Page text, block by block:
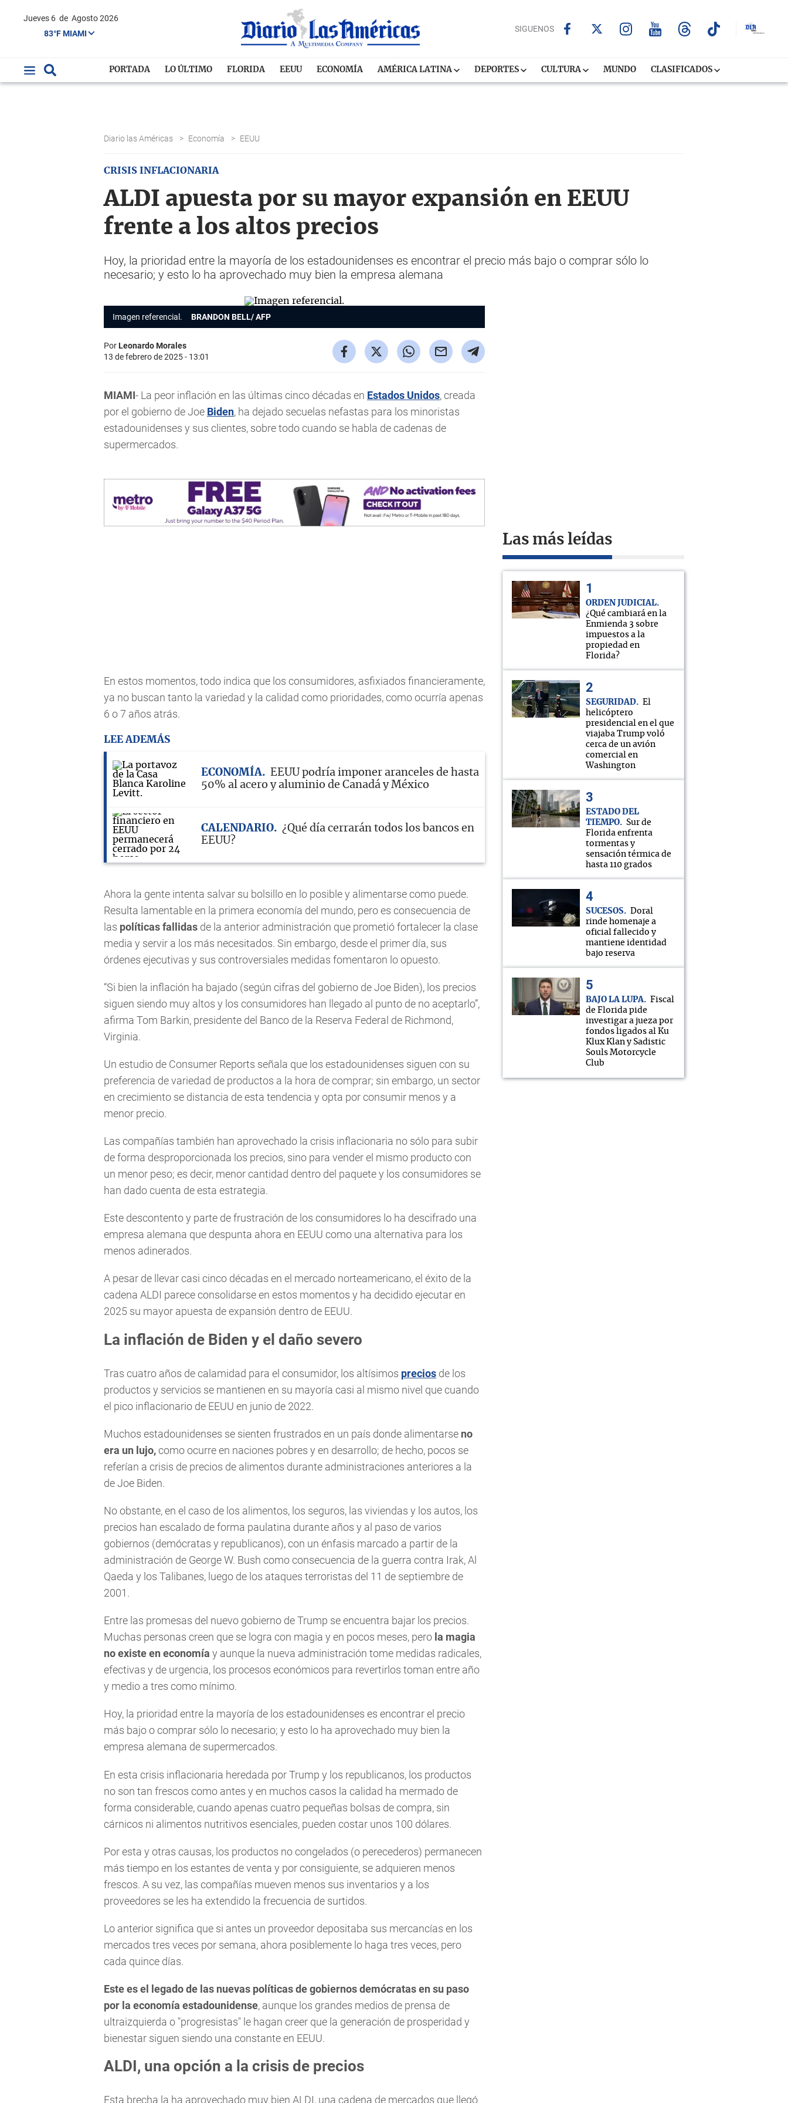
Jueves 6 de Agosto 2026
83°F MIAMI
SIGUENOS
PORTADA LO ÚLTIMO FLORIDA EEUU ECONOMÍA AMÉRICA LATINA DEPORTES CULTURA MUNDO CLASIFICADOS
Diario las Américas > Economía > EEUU
CRISIS INFLACIONARIA
ALDI apuesta por su mayor expansión en EEUU
frente a los altos precios
Hoy, la prioridad entre la mayoría de los estadounidenses es encontrar el precio más bajo o comprar sólo lo
necesario; y esto lo ha aprovechado muy bien la empresa alemana
Imagen referencial. BRANDON BELL/ AFP
PorLeonardo Morales
13 de febrero de 2025 - 13:01
MIAMI- La peor inflación en las últimas cinco décadas en Estados Unidos, creada
por el gobierno de Joe Biden, ha dejado secuelas nefastas para los minoristas
estadounidenses y sus clientes, sobre todo cuando se habla de cadenas de
supermercados.
En estos momentos, todo indica que los consumidores, asfixiados financieramente,
ya no buscan tanto la variedad y la calidad como prioridades, como ocurría apenas
6 o 7 años atrás.
LEE ADEMÁS
ECONOMÍA
EEUU podría imponer aranceles de hasta
50% al acero y aluminio de Canadá y México
CALENDARIO
¿Qué día cerrarán todos los bancos en
EEUU?
Ahora la gente intenta salvar su bolsillo en lo posible y alimentarse como puede.
Resulta lamentable en la primera economía del mundo, pero es consecuencia de
las políticas fallidas de la anterior administración que prometió fortalecer la clase
media y servir a los más necesitados. Sin embargo, desde el primer día, sus
órdenes ejecutivas y sus controversiales medidas fomentaron lo opuesto.
“Si bien la inflación ha bajado (según cifras del gobierno de Joe Biden), los precios
siguen siendo muy altos y los consumidores han llegado al punto de no aceptarlo”,
afirma Tom Barkin, presidente del Banco de la Reserva Federal de Richmond,
Virginia.
Un estudio de Consumer Reports señala que los estadounidenses siguen con su
preferencia de variedad de productos a la hora de comprar; sin embargo, un sector
en crecimiento se distancia de esta tendencia y opta por consumir menos y a
menor precio.
Las compañías también han aprovechado la crisis inflacionaria no sólo para subir
de forma desproporcionada los precios, sino para vender el mismo producto con
un menor peso; es decir, menor cantidad dentro del paquete y los consumidores se
han dado cuenta de esta estrategia.
Este descontento y parte de frustración de los consumidores lo ha descifrado una
empresa alemana que despunta ahora en EEUU como una alternativa para los
menos adinerados.
A pesar de llevar casi cinco décadas en el mercado norteamericano, el éxito de la
cadena ALDI parece consolidarse en estos momentos y ha decidido ejecutar en
2025 su mayor apuesta de expansión dentro de EEUU.
La inflación de Biden y el daño severo
Tras cuatro años de calamidad para el consumidor, los altísimos precios de los
productos y servicios se mantienen en su mayoría casi al mismo nivel que cuando
el pico inflacionario de EEUU en junio de 2022.
Muchos estadounidenses se sienten frustrados en un país donde alimentarse no
era un lujo,como ocurre en naciones pobres y en desarrollo; de hecho, pocos se
referían a crisis de precios de alimentos durante administraciones anteriores a la
de Joe Biden.
No obstante, en el caso de los alimentos, los seguros, las viviendas y los autos, los
precios han escalado de forma paulatina durante años y al paso de varios
gobiernos (demócratas y republicanos), con un énfasis marcado a partir de la
administración de George W. Bush como consecuencia de la guerra contra Irak, Al
Qaeda y los Talibanes, luego de los ataques terroristas del 11 de septiembre de
2001.
Entre las promesas del nuevo gobierno de Trump se encuentra bajar los precios.
Muchas personas creen que se logra con magia y en pocos meses, pero la magia
no existe en economía y aunque la nueva administración tome medidas radicales,
efectivas y de urgencia, los procesos económicos para revertirlos toman entre año
y medio a tres como mínimo.
Hoy, la prioridad entre la mayoría de los estadounidenses es encontrar el precio
más bajo o comprar sólo lo necesario; y esto lo ha aprovechado muy bien la
empresa alemana de supermercados.
En esta crisis inflacionaria heredada por Trump y los republicanos, los productos
no son tan frescos como antes y en muchos casos la calidad ha mermado de
forma considerable, cuando apenas cuatro pequeñas bolsas de compra, sin
cárnicos ni alimentos nutritivos esenciales, pueden costar unos 100 dólares.
Por esta y otras causas, los productos no congelados (o perecederos) permanecen
más tiempo en los estantes de venta y por consiguiente, se adquieren menos
frescos. A su vez, las compañías mueven menos sus inventarios y a los
proveedores se les ha extendido la frecuencia de surtidos.
Lo anterior significa que si antes un proveedor depositaba sus mercancías en los
mercados tres veces por semana, ahora posiblemente lo haga tres veces, pero
cada quince días.
Este es el legado de las nuevas políticas de gobiernos demócratas en su paso
por la economía estadounidense, aunque los grandes medios de prensa de
ultraizquierda o "progresistas" le hagan creer que la generación de prosperidad y
bienestar siguen siendo una constante en EEUU.
ALDI, una opción a la crisis de precios
Esta brecha la ha aprovechado muy bien ALDI, una cadena de mercados que llegó
Las más leídas
ORDEN JUDICIAL
¿Qué cambiará en la
Enmienda 3 sobre
impuestos a la
propiedad en
Florida?
SEGURIDAD
El
helicóptero
presidencial en el que
viajaba Trump voló
cerca de un avión
comercial en
Washington
ESTADO DEL
TIEMPO
Sur de
Florida enfrenta
tormentas y
sensación térmica de
hasta 110 grados
SUCESOS
Doral
rinde homenaje a
oficial fallecido y
mantiene identidad
bajo reserva
BAJO LA LUPA
Fiscal
de Florida pide
investigar a jueza por
fondos ligados al Ku
Klux Klan y Sadistic
Souls Motorcycle
Club